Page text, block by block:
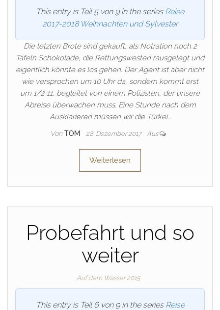
This entry is Teil 5 von 9 in the series Reise
2017-2018 Weihnachten und Sylvester
Die letzten Brote sind gekauft, als Notration noch 2
Tafeln Schokolade, die Rettungswesten rausgelegt und
eigentlich könnte es los gehen. Der Agent ist aber nicht
wie versprochen um 10 Uhr da, sondern kommt erst
um 1/2 11, begleitet von einem Polizisten, der unsere
Abreise überwachen muss. Eine Stunde nach dem
Ausklarieren müssen wir die Türkei…
Von TOM 28. Dezember 2017 Aus
Weiterlesen
Probefahrt und so
weiter
Auf dem Wasser 2015
This entry is Teil 6 von 9 in the series Reise